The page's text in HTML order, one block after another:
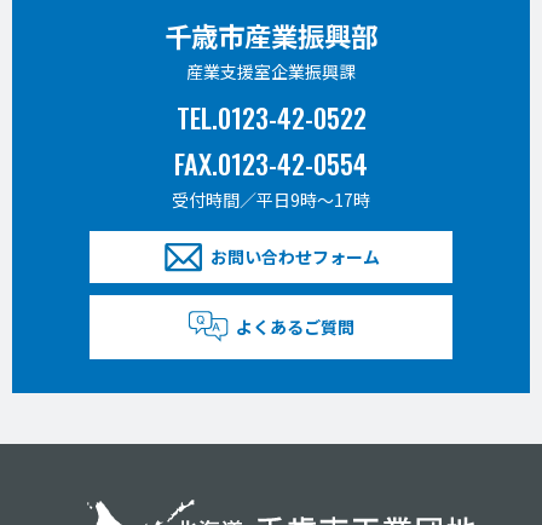
千歳市産業振興部
産業支援室企業振興課
TEL.0123-42-0522
FAX.0123-42-0554
受付時間／平日9時〜17時
お問い合わせフォーム
よくあるご質問